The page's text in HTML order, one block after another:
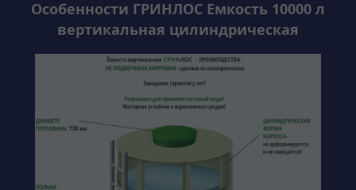
Особенности ГРИНЛОС Емкость 10000 л
вертикальная цилиндрическая